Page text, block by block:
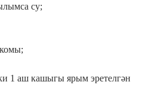
су;
1 аш кашыгы ярым эретелгән